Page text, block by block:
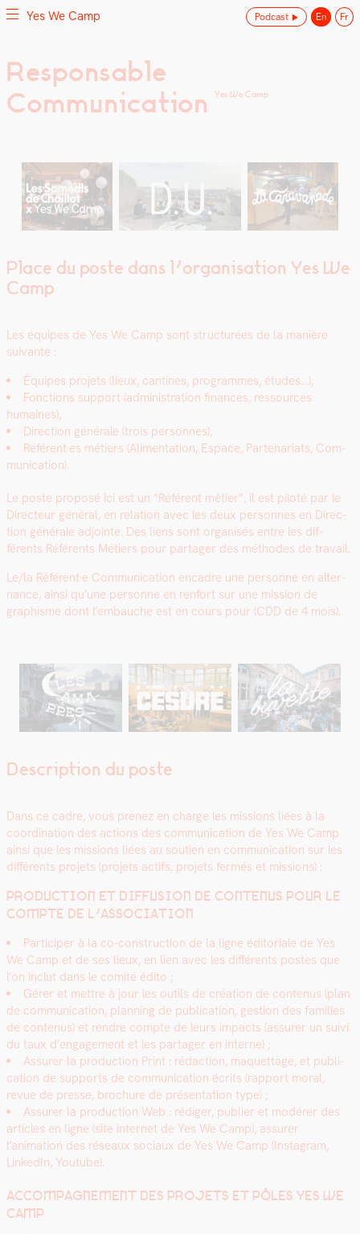
Skip
to
content
Yes We Camp
Utilisation inventive des espaces disponibles
Responsable
Communication
Yes We Camp
Place du poste dans l’organisation Yes We
Camp
Les équipes de Yes We Camp sont struc­turées de la manière
suiv­ante :
Équipes pro­jets (lieux, can­tines, pro­grammes, études…),
Fonc­tions sup­port (admin­is­tra­tion finances, ressources
humaines),
Direc­tion générale (trois per­son­nes),
Référent·es métiers (Ali­men­ta­tion, Espace, Parte­nar­i­ats, Com­
mu­ni­ca­tion).
Le poste pro­posé ici est un “Référent méti­er”, il est piloté par le
Directeur général, en rela­tion avec les deux per­son­nes en Direc­
tion générale adjointe. Des liens sont organ­isés entre les dif­
férents Référents Métiers pour partager des méth­odes de tra­vail.
Le/la Référent·e Com­mu­ni­ca­tion encadre une per­son­ne en alter­
nance, ain­si qu’une per­son­ne en ren­fort sur une mis­sion de
graphisme dont l’embauche est en cours pour (CDD de 4 mois).
Description du poste
Dans ce cadre, vous prenez en charge les mis­sions liées à la
coor­di­na­tion des actions des com­mu­ni­ca­tion de Yes We Camp
ain­si que les mis­sions liées au sou­tien en com­mu­ni­ca­tion sur les
dif­férents pro­jets (pro­jets act­ifs, pro­jets fer­més et mis­sions) :
PRODUCTION ET DIFFUSION DE CONTENUS POUR LE
COMPTE DE L’ASSOCIATION
Par­ticiper à la co-con­struc­tion de la ligne édi­to­ri­ale de Yes
We Camp et de ses lieux, en lien avec les dif­férents postes que
l’on inclut dans le comité édi­to ;
Gér­er et met­tre à jour les out­ils de créa­tion de con­tenus (plan
de com­mu­ni­ca­tion, plan­ning de pub­li­ca­tion, ges­tion des familles
de con­tenus) et ren­dre compte de leurs impacts (assur­er un suivi
du taux d’engagement et les partager en interne) ;
Assur­er la pro­duc­tion Print : rédac­tion, maque­t­tage, et pub­li­
ca­tion de sup­ports de com­mu­ni­ca­tion écrits (rap­port moral,
revue de presse, brochure de présen­ta­tion type) ;
Assur­er la pro­duc­tion Web : rédi­ger, pub­li­er et mod­ér­er des
arti­cles en ligne (site inter­net de Yes We Camp), assur­er
l’animation des réseaux soci­aux de Yes We Camp (Insta­gram,
LinkedIn, Youtube).
ACCOMPAGNEMENT DES PROJETS ET PÔLES YES WE
CAMP
Yes We Camp Podcast En Fr